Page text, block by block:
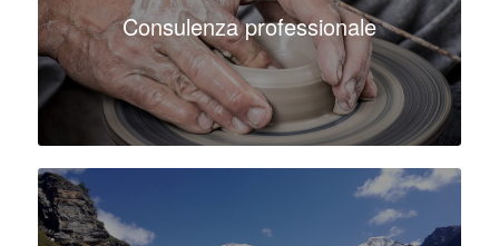
Consulenza professionale